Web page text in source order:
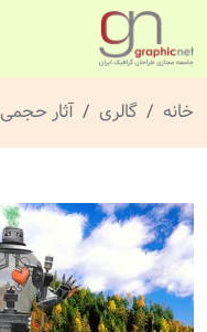
خانه گالری آثار حجمی